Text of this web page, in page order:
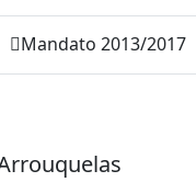
Mandato 2013/2017